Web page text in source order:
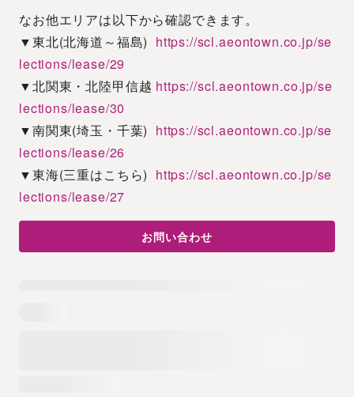
なお他エリアは以下から確認できます。
▼東北(北海道～福島) https://scl.aeontown.co.jp/se
lections/lease/29
▼北関東・北陸甲信越 https://scl.aeontown.co.jp/se
lections/lease/30
▼南関東(埼玉・千葉) https://scl.aeontown.co.jp/se
lections/lease/26
▼東海(三重はこちら) https://scl.aeontown.co.jp/se
lections/lease/27
お問い合わせ